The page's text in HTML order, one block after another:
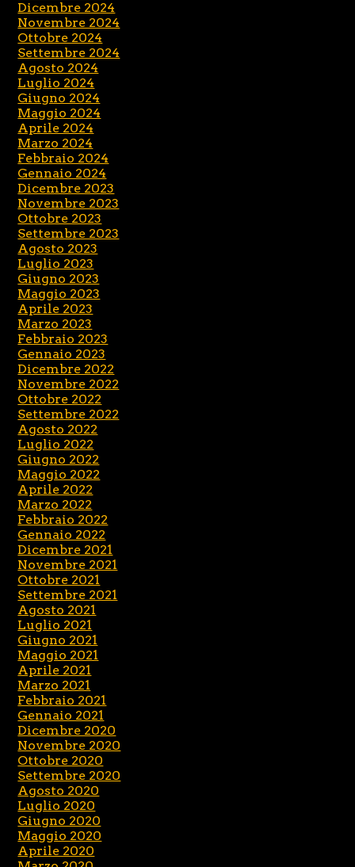
Dicembre 2024
Novembre 2024
Ottobre 2024
Settembre 2024
Agosto 2024
Luglio 2024
Giugno 2024
Maggio 2024
Aprile 2024
Marzo 2024
Febbraio 2024
Gennaio 2024
Dicembre 2023
Novembre 2023
Ottobre 2023
Settembre 2023
Agosto 2023
Luglio 2023
Giugno 2023
Maggio 2023
Aprile 2023
Marzo 2023
Febbraio 2023
Gennaio 2023
Dicembre 2022
Novembre 2022
Ottobre 2022
Settembre 2022
Agosto 2022
Luglio 2022
Giugno 2022
Maggio 2022
Aprile 2022
Marzo 2022
Febbraio 2022
Gennaio 2022
Dicembre 2021
Novembre 2021
Ottobre 2021
Settembre 2021
Agosto 2021
Luglio 2021
Giugno 2021
Maggio 2021
Aprile 2021
Marzo 2021
Febbraio 2021
Gennaio 2021
Dicembre 2020
Novembre 2020
Ottobre 2020
Settembre 2020
Agosto 2020
Luglio 2020
Giugno 2020
Maggio 2020
Aprile 2020